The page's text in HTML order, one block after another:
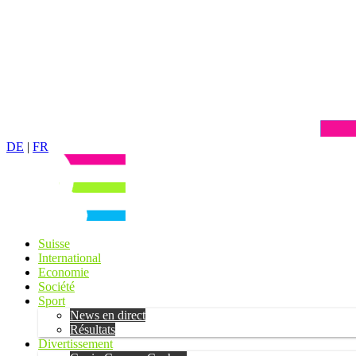
DE | FR
Suisse
International
Economie
Société
Sport
News en direct
Résultats
Divertissement